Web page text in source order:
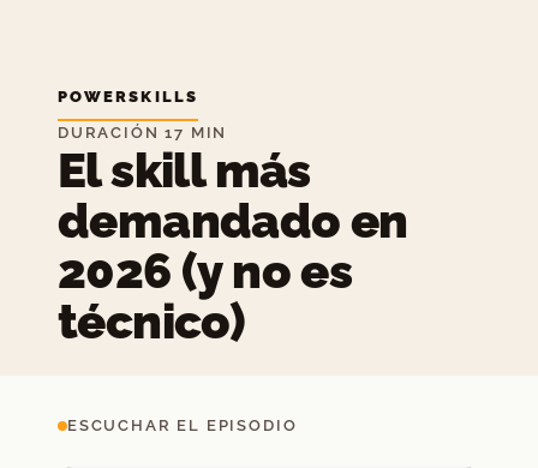
POWERSKILLS
DURACIÓN 17 MIN
El skill más
demandado en
2026 (y no es
técnico)
ESCUCHAR EL EPISODIO